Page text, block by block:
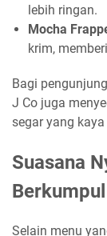
lebih ringan.
Mocha
krim,
Bagi
J Co juga
segar yang
Suasana
Berkumpul
Selain menu